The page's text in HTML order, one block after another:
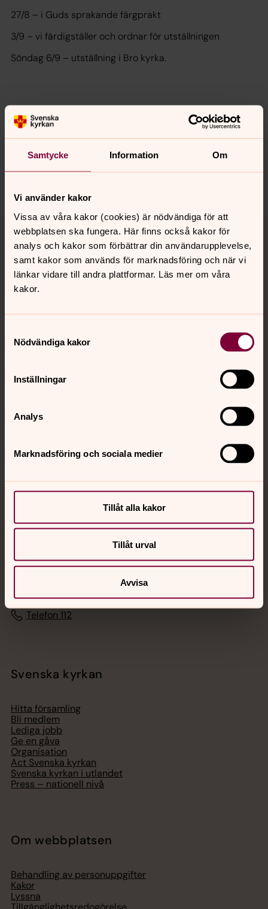
Samtycke Information Om
Vi använder kakor
Vissa av våra kakor (cookies) är nödvändiga för att
webbplatsen ska fungera. Här finns också kakor för
analys och kakor som förbättrar din användarupplevelse,
samt kakor som används för marknadsföring och när vi
länkar vidare till andra plattformar. Läs mer om våra
kakor.
Nödvändiga kakor
Inställningar
Analys
Marknadsföring och sociala medier
Tillåt alla kakor
Tillåt urval
Avvisa
27/8 – i Guds sprakande färgprakt
3/9 – vi färdigställer och ordnar för utställningen
Söndag 6/9 – utställning i Bro kyrka.
Senast ändrad 17 juni 2026
Synpunkter eller frågor på sidans
innehåll?
bro.forsamling@svenskakyrkan.se
Tillbaka till toppen
Tillbaka till innehållet
Kontakt
Sociala kanaler
Jourhavande präst
med en präst på kvällar och nätter.
Digitalt brev
Telefon 112
Svenska kyrkan
Hitta församling
Bli medlem
Lediga jobb
Ge en gåva
Organisation
Act Svenska kyrkan
Svenska kyrkan i utlandet
Press – nationell nivå
Om webbplatsen
Behandling av personuppgifter
Kakor
Lyssna